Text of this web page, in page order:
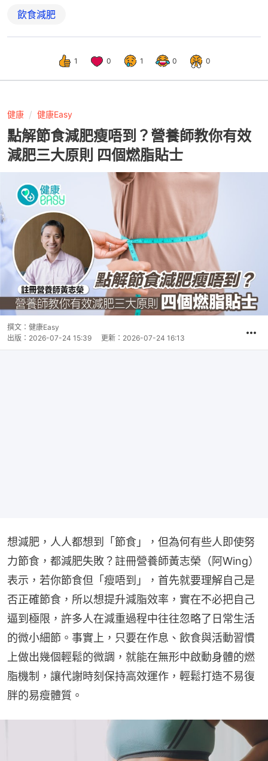
飲食減肥
1 0 1 0 0
健康 健康Easy
點解節食減肥瘦唔到？營養師教你有效
減肥三大原則 四個燃脂貼士
撰文： 健康Easy
出版： 2026-07-24 15:39 更新： 2026-07-24 16:13
想減肥，人人都想到「節食」，但為何有些人即使努
力節食，都減肥失敗？註冊營養師黃志榮（阿Wing）
表示，若你節食但「瘦唔到」，首先就要理解自己是
否正確節食，所以想提升減脂效率，實在不必把自己
逼到極限，許多人在減重過程中往往忽略了日常生活
的微小細節。事實上，只要在作息、飲食與活動習慣
上做出幾個輕鬆的微調，就能在無形中啟動身體的燃
脂機制，讓代謝時刻保持高效運作，輕鬆打造不易復
胖的易瘦體質。